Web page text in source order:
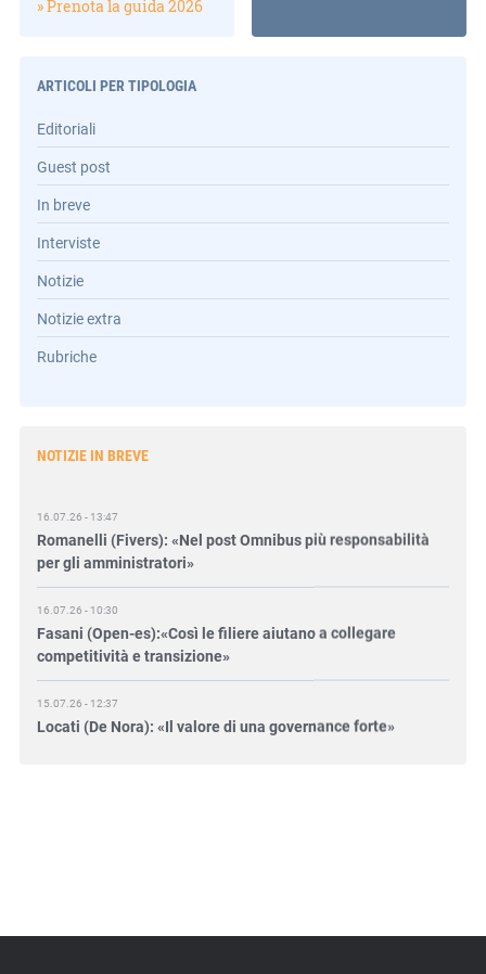
» Prenota la guida 2026
ARTICOLI PER TIPOLOGIA
Editoriali
Guest post
In breve
Interviste
Notizie
Notizie extra
Rubriche
NOTIZIE IN BREVE
Romanelli (Fivers): «Nel post Omnibus più responsabilità
per gli amministratori»
Fasani (Open-es):«Così le filiere aiutano a collegare
competitività e transizione»
Locati (De Nora): «Il valore di una governance forte»
Gramegna (ERG): «Valutare gli impatti ESG degli